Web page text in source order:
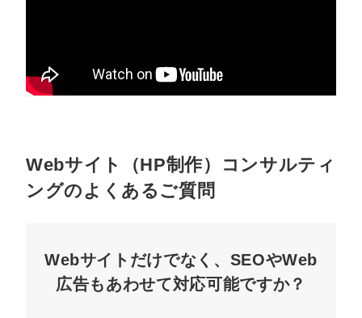
Webサイト（HP制作）コンサルティ
ングのよくあるご質問
Webサイトだけでなく、SEOやWeb
広告もあわせて対応可能ですか？